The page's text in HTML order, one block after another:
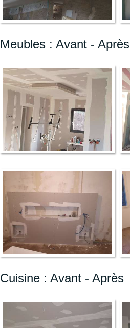
Meubles : Avant - Après
Cuisine : Avant - Après